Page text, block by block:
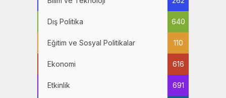
Dış Politika 640
Eğitim ve Sosyal Politikalar 110
Ekonomi 616
Etkinlik 691